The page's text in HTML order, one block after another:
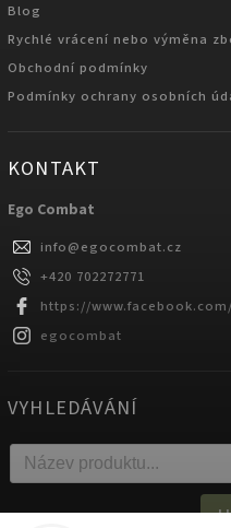
Blog
Rychlé vrácení nebo výměna
Obchodní podmínky
Podmínky ochrany osobních
KONTAKT
Ego Combat
info@egocombat.cz
+420 702272771
https://
egocombat
VYHLEDÁVÁNÍ